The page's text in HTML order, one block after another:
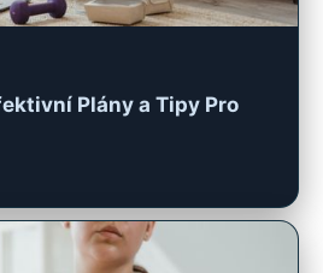
Plány a Tipy Pro